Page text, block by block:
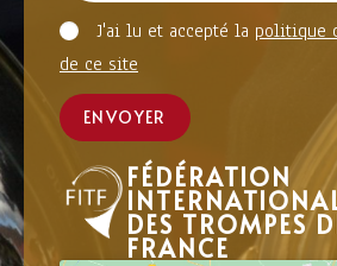
J'ai lu et accepté la politique
de ce site
ENVOYER
FÉDÉRATION
DES TROMPES
FRANCE